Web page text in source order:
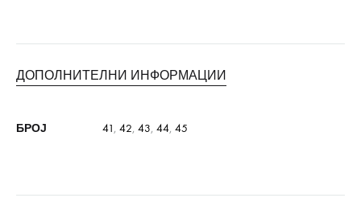
ДОПОЛНИТЕЛНИ ИНФОРМАЦИИ
БРОЈ 41, 42, 43, 44, 45